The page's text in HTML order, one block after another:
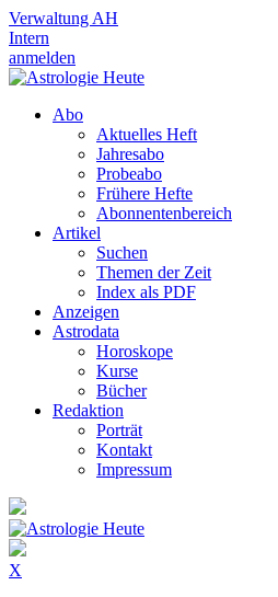
Verwaltung AH
Intern
anmelden
Abo
Aktuelles Heft
Jahresabo
Probeabo
Frühere Hefte
Abonnentenbereich
Artikel
Suchen
Themen der Zeit
Index als PDF
Anzeigen
Astrodata
Horoskope
Kurse
Bücher
Redaktion
Porträt
Kontakt
Impressum
X